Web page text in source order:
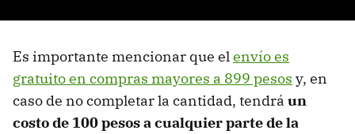
Es importante mencionar que elenvío es
gratuito en compras mayores a 899 pesos y, en
caso de no completar la cantidad, tendrá un
costo de 100 pesos a cualquier parte de la